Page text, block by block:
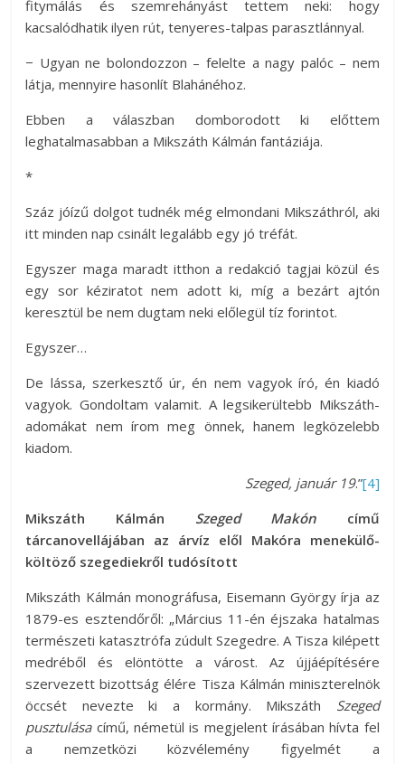
fitymálás és szemrehányást tettem neki: hogy
kacsalódhatik ilyen rút, tenyeres-talpas parasztlánnyal.
− Ugyan ne bolondozzon – felelte a nagy palóc – nem
látja, mennyire hasonlít Blahánéhoz.
Ebben a válaszban domborodott ki előttem
leghatalmasabban a Mikszáth Kálmán fantáziája.
*
Száz jóízű dolgot tudnék még elmondani Mikszáthról, aki
itt minden nap csinált legalább egy jó tréfát.
Egyszer maga maradt itthon a redakció tagjai közül és
egy sor kéziratot nem adott ki, míg a bezárt ajtón
keresztül be nem dugtam neki előlegül tíz forintot.
Egyszer…
De lássa, szerkesztő úr, én nem vagyok író, én kiadó
vagyok. Gondoltam valamit. A legsikerültebb Mikszáth-
adomákat nem írom meg önnek, hanem legközelebb
kiadom.
Szeged, január 19.”[4]
Mikszáth Kálmán Szeged Makón című
tárcanovellájában az árvíz elől Makóra menekülő-
költöző szegediekről tudósított
Mikszáth Kálmán monográfusa, Eisemann György írja az
1879-es esztendőről: „Március 11-én éjszaka hatalmas
természeti katasztrófa zúdult Szegedre. A Tisza kilépett
medréből és elöntötte a várost. Az újjáépítésére
szervezett bizottság élére Tisza Kálmán miniszterelnök
öccsét nevezte ki a kormány. Mikszáth Szeged
pusztulásacímű, németül is megjelent írásában hívta fel
a nemzetközi közvélemény figyelmét a